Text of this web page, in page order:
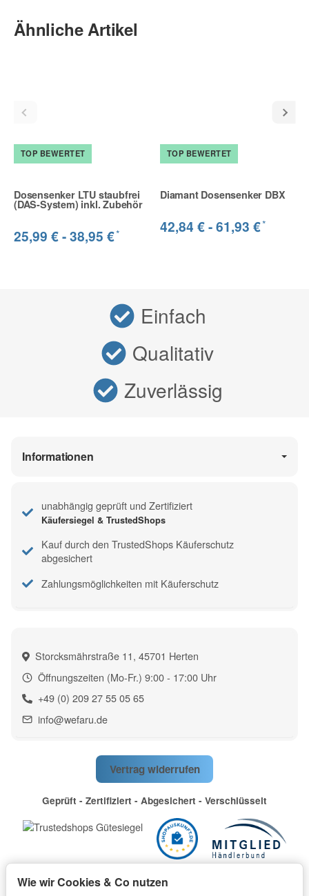
Ähnliche Artikel
TOP BEWERTET
Dosensenker LTU staubfrei
(DAS-System) inkl. Zubehör
25,99 € -38,95 €*
TOP BEWERTET
Diamant Dosensenker DBX
42,84 € -61,93 €*
Einfach
Qualitativ
Zuverlässig
Storcksmährstraße 11, 45701 Herten
Öffnungszeiten (Mo-Fr.) 9:00 - 17:00 Uhr
+49 (0) 209 27 55 05 65
info@wefaru.de
Informationen
unabhängig geprüft und Zertifiziert
Käufersiegel & TrustedShops
Kauf durch den TrustedShops Käuferschutz
abgesichert
Zahlungsmöglichkeiten mit Käuferschutz
Vertrag widerrufen
Geprüft - Zertifiziert - Abgesichert - Verschlüsselt
Wie wir Cookies & Co nutzen